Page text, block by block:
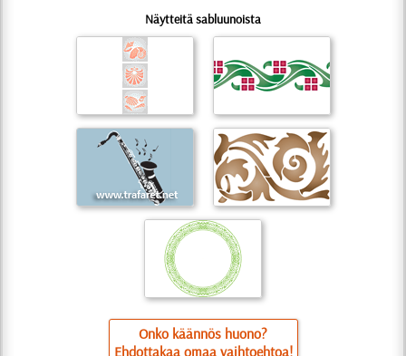
Näytteitä sabluunoista
Onko käännös huono?
Ehdottakaa omaa vaihtoehtoa!